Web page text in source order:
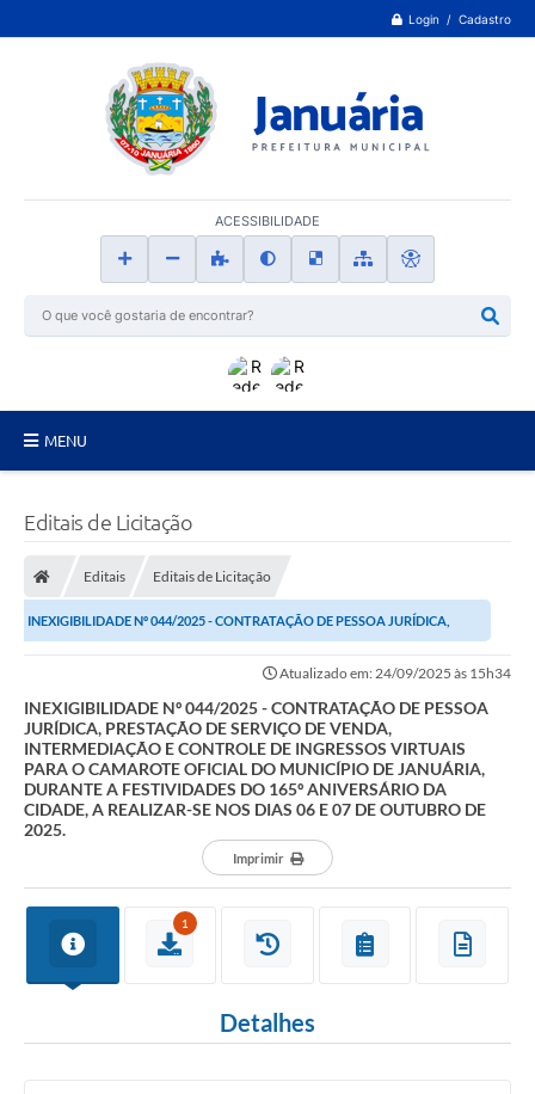
Login / Cadastro
ACESSIBILIDADE
MENU
Secretarias
Transparência Pública
Contratos
Carta de Serviços
Editais de Licitação
Editais Editais de Licitação
INEXIGIBILIDADE Nº 044/2025 - CONTRATAÇÃO DE PESSOA JURÍDICA,
PRESTAÇÃO DE SERVIÇO DE VENDA, INTERMEDIAÇÃO E...
Atualizado em: 24/09/2025 às 15h34
INEXIGIBILIDADE Nº 044/2025 - CONTRATAÇÃO DE PESSOA
JURÍDICA, PRESTAÇÃO DE SERVIÇO DE VENDA,
INTERMEDIAÇÃO E CONTROLE DE INGRESSOS VIRTUAIS
PARA O CAMAROTE OFICIAL DO MUNICÍPIO DE JANUÁRIA,
DURANTE A FESTIVIDADES DO 165º ANIVERSÁRIO DA
CIDADE, A REALIZAR-SE NOS DIAS 06 E 07 DE OUTUBRO DE
2025.
Imprimir
1
Detalhes